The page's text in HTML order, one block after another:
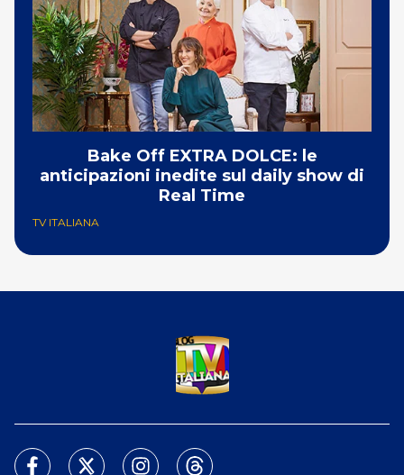
Bake Off EXTRA DOLCE: le
anticipazioni inedite sul daily show di
Real Time
TV ITALIANA